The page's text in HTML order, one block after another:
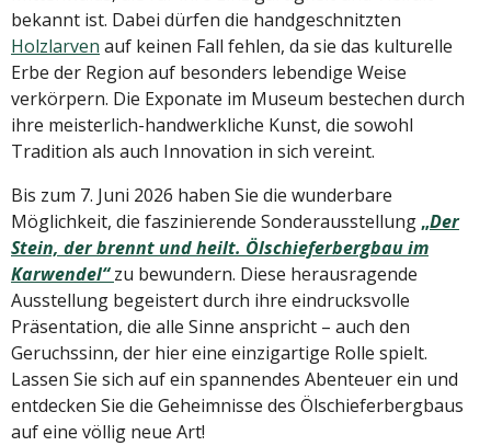
bekannt ist. Dabei dürfen die handgeschnitzten
Holzlarven auf keinen Fall fehlen, da sie das kulturelle
Erbe der Region auf besonders lebendige Weise
verkörpern. Die Exponate im Museum bestechen durch
ihre meisterlich-handwerkliche Kunst, die sowohl
Tradition als auch Innovation in sich vereint.
Bis zum 7. Juni 2026 haben Sie die wunderbare
Möglichkeit, die faszinierende Sonderausstellung„Der
Stein, der brennt und heilt. Ölschieferbergbau im
Karwendel“ zu bewundern. Diese herausragende
Ausstellung begeistert durch ihre eindrucksvolle
Präsentation, die alle Sinne anspricht – auch den
Geruchssinn, der hier eine einzigartige Rolle spielt.
Lassen Sie sich auf ein spannendes Abenteuer ein und
entdecken Sie die Geheimnisse des Ölschieferbergbaus
auf eine völlig neue Art!